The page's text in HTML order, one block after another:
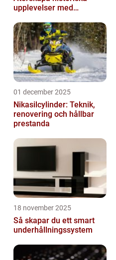
upplevelser med
01 december 2025
Nikasilcylinder: Teknik,
renovering och hållbar
prestanda
18 november 2025
Så skapar du ett smart
underhållningssystem